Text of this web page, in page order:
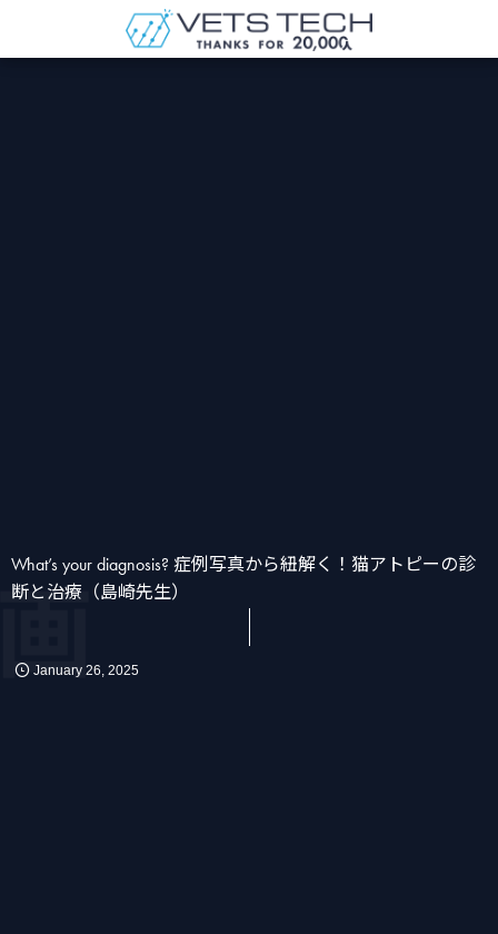
What’s your diagnosis? 症例写真から紐解く！猫アトピーの診
断と治療（島崎先生）
January 26 2025